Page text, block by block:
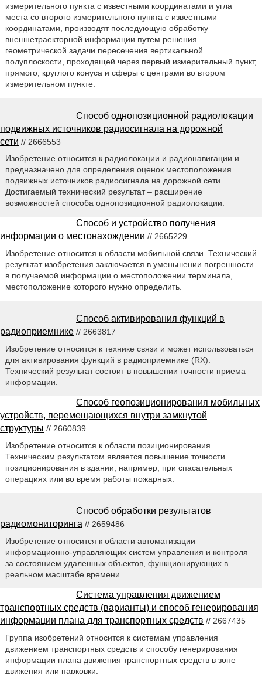
измерительного пункта с известными координатами и угла
места со второго измерительного пункта с известными
координатами, производят последующую обработку
внешнетраекторной информации путем решения
геометрической задачи пересечения вертикальной
полуплоскости, проходящей через первый измерительный пункт,
прямого, круглого конуса и сферы с центрами во втором
измерительном пункте.
Способ однопозиционной радиолокации
подвижных источников радиосигнала на дорожной
сети // 2666553
Изобретение относится к радиолокации и радионавигации и
предназначено для определения оценок местоположения
подвижных источников радиосигнала на дорожной сети.
Достигаемый технический результат – расширение
возможностей способа однопозиционной радиолокации.
Способ и устройство получения
информации о местонахождении // 2665229
Изобретение относится к области мобильной связи. Технический
результат изобретения заключается в уменьшении погрешности
в получаемой информации о местоположении терминала,
местоположение которого нужно определить.
Способ активирования функций в
радиоприемнике // 2663817
Изобретение относится к технике связи и может использоваться
для активирования функций в радиоприемнике (RX).
Технический результат состоит в повышении точности приема
информации.
Способ геопозиционирования мобильных
устройств, перемещающихся внутри замкнутой
структуры // 2660839
Изобретение относится к области позиционирования.
Техническим результатом является повышение точности
позиционирования в здании, например, при спасательных
операциях или во время работы пожарных.
Способ обработки результатов
радиомониторинга // 2659486
Изобретение относится к области автоматизации
информационно-управляющих систем управления и контроля
за состоянием удаленных объектов, функционирующих в
реальном масштабе времени.
Система управления движением
транспортных средств (варианты) и способ генерирования
информации плана для транспортных средств // 2667435
Группа изобретений относится к системам управления
движением транспортных средств и способу генерирования
информации плана движения транспортных средств в зоне
движения или парковки.